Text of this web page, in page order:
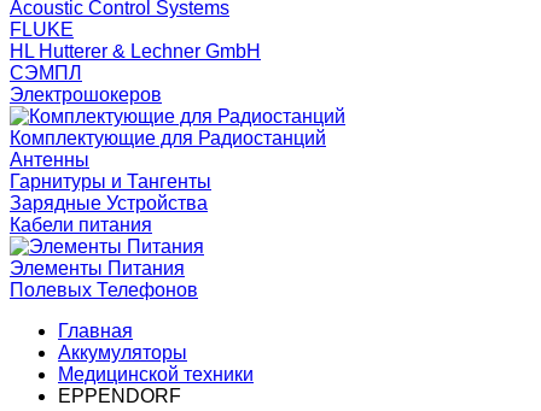
Acoustic Control Systems
FLUKE
HL Hutterer & Lechner GmbH
СЭМПЛ
Электрошокеров
Комплектующие для Радиостанций
Антенны
Гарнитуры и Тангенты
Зарядные Устройства
Кабели питания
Элементы Питания
Полевых Телефонов
Главная
Аккумуляторы
Медицинской техники
EPPENDORF